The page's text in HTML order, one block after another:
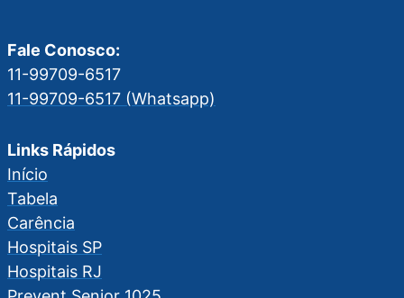
Fale Conosco:
11-99709-6517
11-99709-6517 (Whatsapp)
Links Rápidos
Início
Tabela
Carência
Hospitais SP
Hospitais RJ